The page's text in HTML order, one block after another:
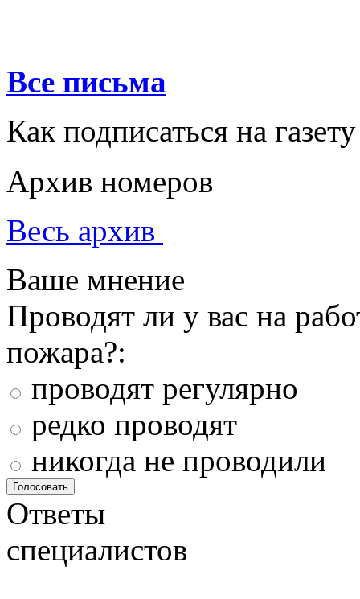
Все письма
Как подписаться на газету
Архив номеров
Весь архив
Ваше мнение
Проводят ли у вас на
пожара?:
проводят регулярно
редко проводят
никогда не проводили
Ответы
специалистов